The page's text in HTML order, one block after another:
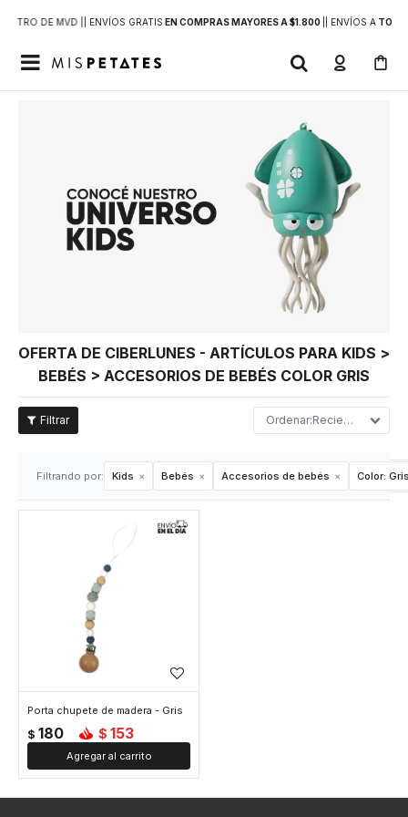
DE MVD | | ENVÍOS GRATIS EN COMPRAS MAYORES A $1.800 | ENVÍOS ATODO

OFERTA DE CIBERLUNES - ARTÍCULOS PARA KIDS >
BEBÉS > ACCESORIOS DE BEBÉS COLOR GRIS
Recientes
Filtrando por: Kids Bebés Accesorios de bebés Color:
Porta chupete de madera - Gris
$ 180 $ 153